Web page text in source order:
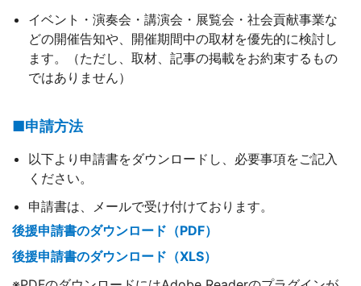
イベント・演奏会・講演会・展覧会・社会貢献事業な
どの開催告知や、開催期間中の取材を優先的に検討し
ます。（ただし、取材、記事の掲載をお約束するもの
ではありません）
■申請方法
以下より申請書をダウンロードし、必要事項をご記入
ください。
申請書は、メールで受け付けております。
後援申請書のダウンロード（PDF）
後援申請書のダウンロード（XLS）